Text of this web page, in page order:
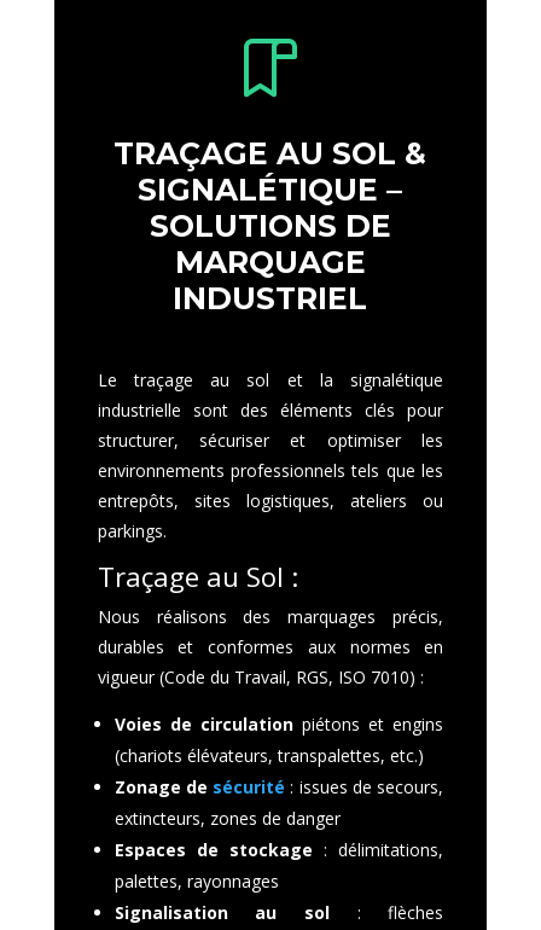
TRAÇAGE AU SOL &
SIGNALÉTIQUE –
SOLUTIONS DE
MARQUAGE
INDUSTRIEL
Le traçage au sol et la signalétique
industrielle sont des éléments clés pour
structurer, sécuriser et optimiser les
environnements professionnels tels que les
entrepôts, sites logistiques, ateliers ou
parkings.
Traçage au Sol :
Nous réalisons des marquages précis,
durables et conformes aux normes en
vigueur (Code du Travail, RGS, ISO 7010) :
Voies de circulationpiétons et engins
(chariots élévateurs, transpalettes, etc.)
Zonage de sécurité : issues de secours,
extincteurs, zones de danger
Espaces de stockage : délimitations,
palettes, rayonnages
Signalisation au sol : flèches